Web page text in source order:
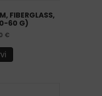
FIBERGLASS,
60 G)
€